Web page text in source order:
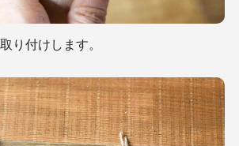
り付けします。